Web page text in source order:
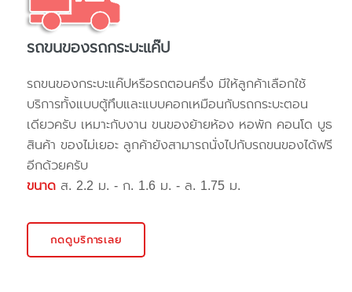
รถขนของรถกระบะแค๊ป
รถขนของกระบะแค๊ปหรือรถตอนครึ่ง มีให้ลูกค้าเลือกใช้
บริการทั้งแบบตู้ทึบและแบบคอกเหมือนกับรถกระบะตอน
เดียวครับ เหมาะกับงาน ขนของย้ายห้อง หอพัก คอนโด บูธ
สินค้า ของไม่เยอะ ลูกค้ายังสามารถนั่งไปกับรถขนของได้ฟรี
อีกด้วยครับ
ขนาด ส. 2.2 ม. - ก. 1.6 ม. - ล. 1.75 ม.
กดดูบริการเลย